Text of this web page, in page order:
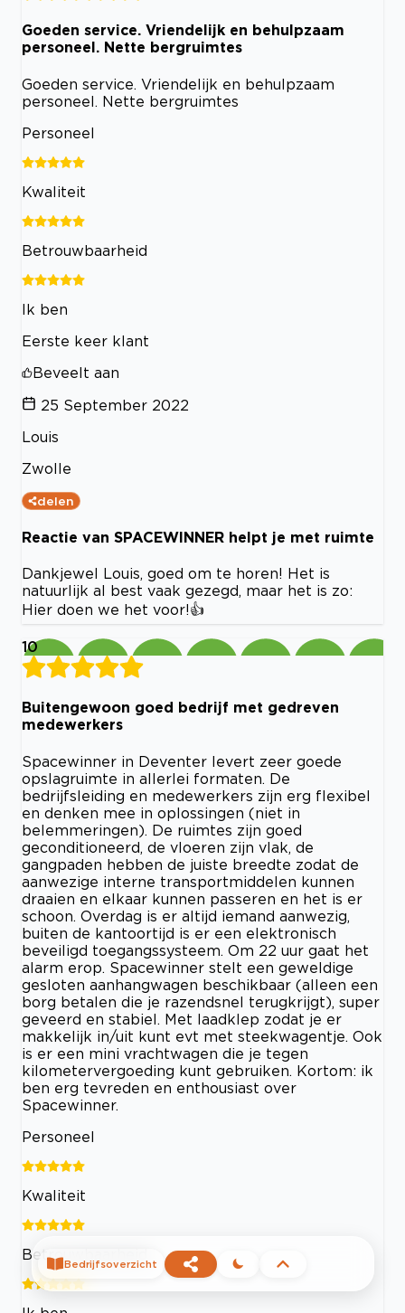
Goeden service. Vriendelijk en behulpzaam
personeel. Nette bergruimtes
Goeden service. Vriendelijk en behulpzaam
personeel. Nette bergruimtes
Personeel
Kwaliteit
Betrouwbaarheid
Ik ben
Eerste keer klant
Beveelt aan
25 September 2022
Louis
Zwolle
delen
Reactie van SPACEWINNER helpt je met ruimte
Dankjewel Louis, goed om te horen! Het is
natuurlijk al best vaak gezegd, maar het is zo:
Hier doen we het voor!👍
10
Buitengewoon goed bedrijf met gedreven
medewerkers
Spacewinner in Deventer levert zeer goede
opslagruimte in allerlei formaten. De
bedrijfsleiding en medewerkers zijn erg flexibel
en denken mee in oplossingen (niet in
belemmeringen). De ruimtes zijn goed
geconditioneerd, de vloeren zijn vlak, de
gangpaden hebben de juiste breedte zodat de
aanwezige interne transportmiddelen kunnen
draaien en elkaar kunnen passeren en het is er
schoon. Overdag is er altijd iemand aanwezig,
buiten de kantoortijd is er een elektronisch
beveiligd toegangssysteem. Om 22 uur gaat het
alarm erop. Spacewinner stelt een geweldige
gesloten aanhangwagen beschikbaar (alleen een
borg betalen die je razendsnel terugkrijgt), super
geveerd en stabiel. Met laadklep zodat je er
makkelijk in/uit kunt evt met steekwagentje. Ook
is er een mini vrachtwagen die je tegen
kilometervergoeding kunt gebruiken. Kortom: ik
ben erg tevreden en enthousiast over
Spacewinner.
Personeel
Kwaliteit
Betrouwbaarheid
Bedrijfsoverzicht